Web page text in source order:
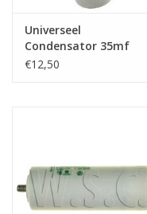
Universeel
Condensator 35mf
met draad
€12,50